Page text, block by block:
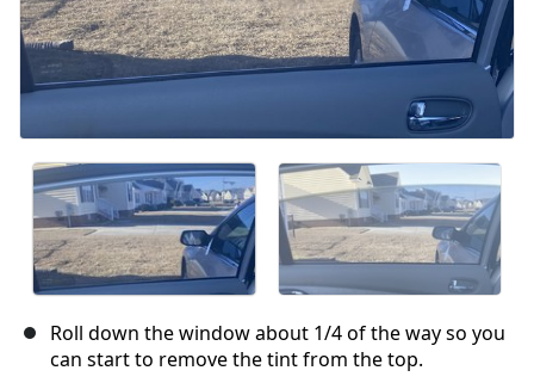
Roll down the window about 1/4 of the way so you
can start to remove the tint from the top.